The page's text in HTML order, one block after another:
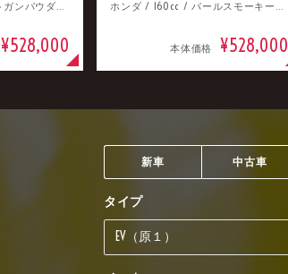
ホンダ / 160cc / マットガンパウダーブラックメタリック
¥528,000
ホンダ / 160cc / パールスモーキーグレー
本体価格 ¥528,000
新車 中古車
タイプ